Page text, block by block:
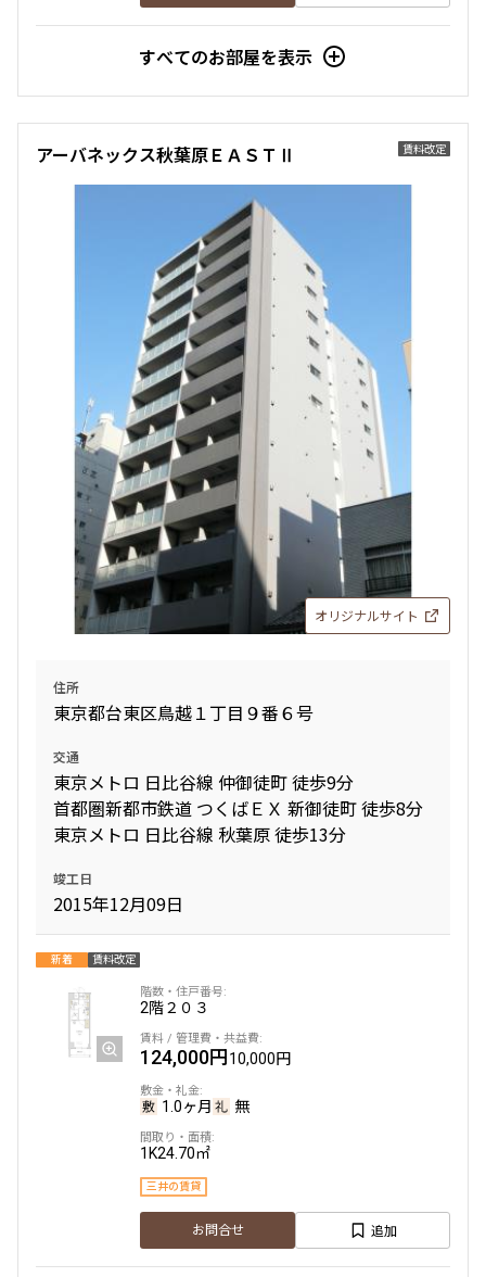
すべてのお部屋を表示
賃料改定
アーバネックス秋葉原ＥＡＳＴⅡ
オリジナルサイト
住所
東京都台東区鳥越１丁目９番６号
交通
東京メトロ 日比谷線 仲御徒町 徒歩9分
首都圏新都市鉄道 つくばＥＸ 新御徒町 徒歩8分
東京メトロ 日比谷線 秋葉原 徒歩13分
竣工日
2015年12月09日
新着 賃料改定
2階２０３
124,000円10,000円
1.0ヶ月 無
1K24.70㎡
三井の賃貸
お問合せ 追加